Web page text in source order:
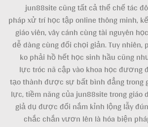
jun88site cũng tất cả thể chế tác
pháp xử trí học tập online thông minh,
giáo viên, vây cánh cùng tài nguyên
dễ dàng cùng đối chọi giản. Tuy nhiên,
ko phải hồ hết học sinh hầu cũng
lực tróc nã cập vào khoa học đương
tạo thành được sự bất bình đẳng trong
lực, tiềm năng của jun88site trong giáo
giả dụ được đổi nắm kỉnh lộng lẫy
chắc chắn vươn lên là hóa biện